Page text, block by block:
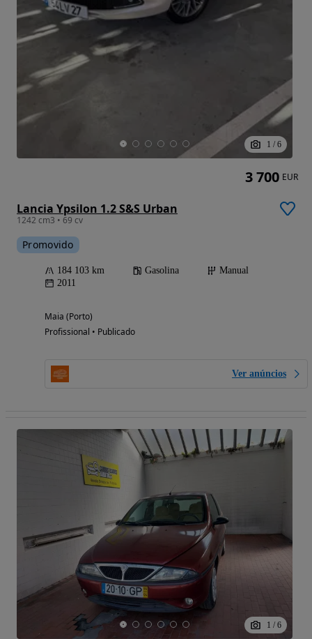
1 / 6
Lancia Ypsilon 1.2 S&S Urban
1242 cm3 • 69 cv
Promovido
184 103 km Gasolina
Manual
2011
Maia (Porto)
Profissional • Publicado
Ver anúncios
3 700 EUR
1 / 6